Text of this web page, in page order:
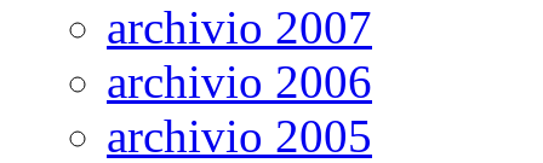
archivio 2007
archivio 2006
archivio 2005